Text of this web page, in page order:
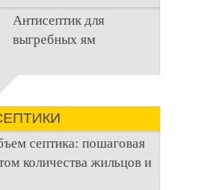
Очистка
канализационного
стока или выгребной
не самым приятным
Антисептик для
выгребных ям
Общие сведения об
Антисептик для
выгребных ям – это
специальные
септика: пошаговая
количества жильцов и